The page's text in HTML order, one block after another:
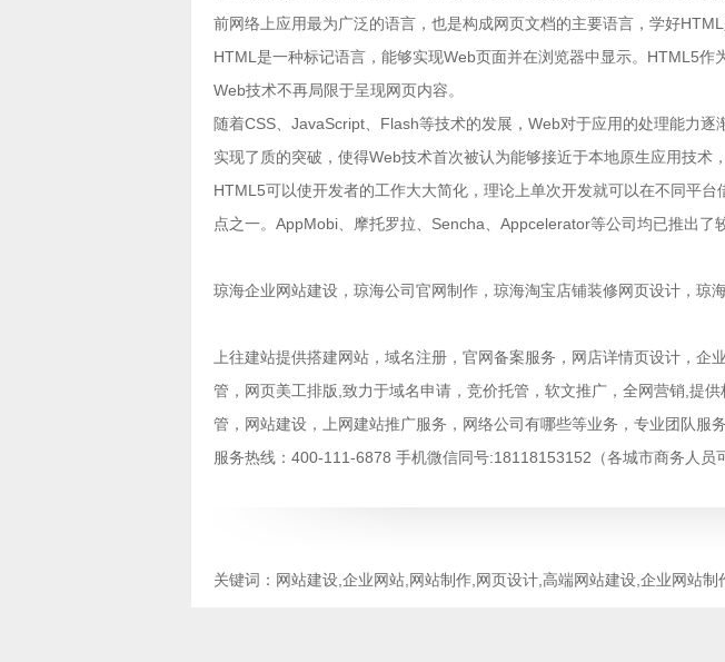
前网络上应用最为广泛的语言，也是构成网页文档的主要语言，学好
HTML是一种标记语言，能够实现Web页面并在浏览器中显示。HTML5
Web技术不再局限于呈现网页内容。
随着CSS、JavaScript、Flash等技术的发展，Web对于应用的处理能力
实现了质的突破，使得Web技术首次被认为能够接近于本地原生应用技术
HTML5可以使开发者的工作大大简化，理论上单次开发就可以在不同平
点之一。AppMobi、摩托罗拉、Sencha、Appcelerator等公司均已推出了
琼海企业网站建设 ， 琼海公司官网制作 ， 琼海淘宝店铺装修网页设计 ， 琼
上往建站提供搭建网站 ， 域名注册 ， 官网备案服务 ， 网店详情页设计 ， 企
管 ， 网页美工排版 ,致力于域名申请 ， 竞价托管 ， 软文推广 ， 全网营销 ,提
管 ， 网站建设 ， 上网建站推广服务 ， 网络公司有哪些等业务，专业团队服
服务热线：400-111-6878 手机微信同号:18118153152（各城市商务人员
关键词：网站建设,企业网站,网站制作,网页设计,高端网站建设,企业网站